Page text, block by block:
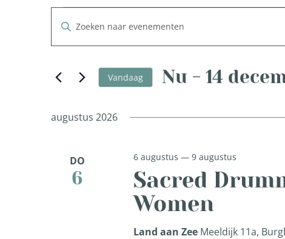
Evenementen
Zoeken
en
weergeven
navigatie
Vul
een
in.
EvenementenVandaag Nu - 14
augustus 2026
DO
6
Sacred
Women
6 augustus — 9 augustus
Land aan Zee Meeldijk 11a,